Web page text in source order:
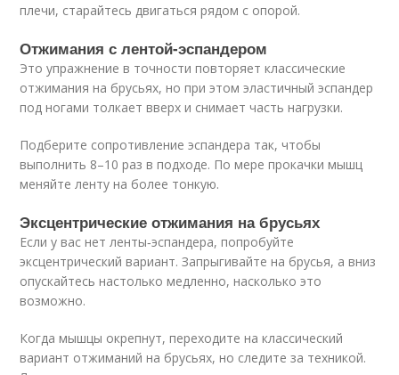
плечи, старайтесь двигаться рядом с опорой.
Отжимания с лентой‑эспандером
Это упражнение в точности повторяет классические
отжимания на брусьях, но при этом эластичный эспандер
под ногами толкает вверх и снимает часть нагрузки.
Подберите сопротивление эспандера так, чтобы
выполнить 8–10 раз в подходе. По мере прокачки мышц
меняйте ленту на более тонкую.
Эксцентрические отжимания на брусьях
Если у вас нет ленты‑эспандера, попробуйте
эксцентрический вариант. Запрыгивайте на брусья, а вниз
опускайтесь настолько медленно, насколько это
возможно.
Когда мышцы окрепнут, переходите на классический
вариант отжиманий на брусьях, но следите за техникой.